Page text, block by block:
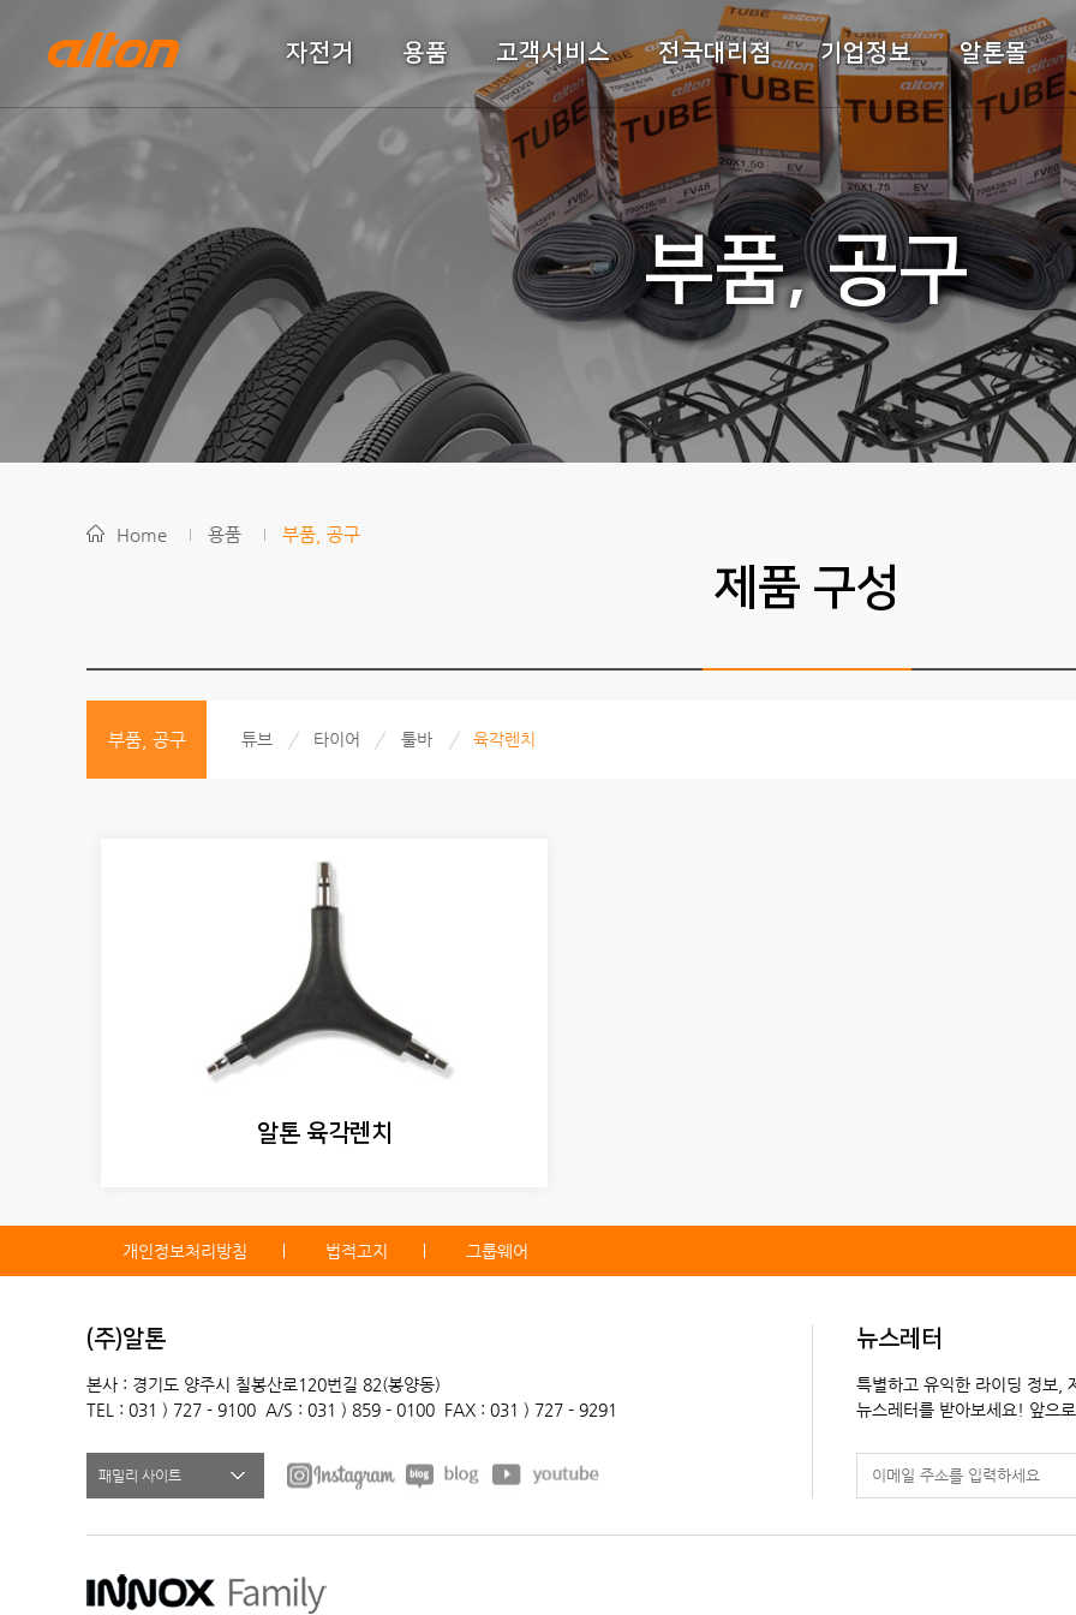
주메뉴바로가기
본문바로가기
자전거 용품 고객서비스 전국대리점 기업정보 알톤몰
부품, 공구
Home 용품 부품, 공구
제품 구성
부품, 공구 튜브 타이어 툴바 육각렌치
알톤 육각렌치
개인정보처리방침 법적고지 그룹웨어
(주)알톤
본사 : 경기도 양주시 칠봉산로120번길 82(봉양동)
TEL : 031 ) 727 - 9100 A/S : 031 ) 859 - 0100 FAX : 031 ) 727 - 9291
패밀리 사이트
뉴스레터
특별하고 유익한 라이딩 정보,
뉴스레터를 받아보세요! 앞으